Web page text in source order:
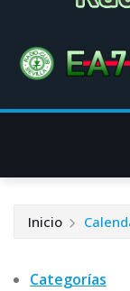
Inicio
Categorías